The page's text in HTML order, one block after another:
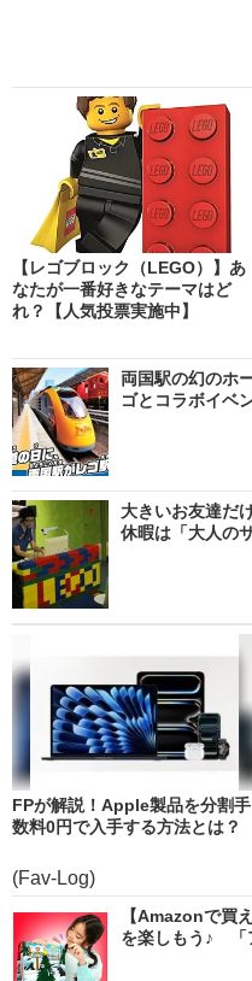
【レゴブロック（LEGO）】あ
なたが一番好きなテーマはど
れ？【人気投票実施中】
両国駅の幻のホ
ゴとコラボイベ
大きいお友達だ
休暇は「大人の
FPが解説！Apple製品を分割手
数料0円で入手する方法とは？
(Fav-Log)
【Amazonで買
を楽しもう♪ 「